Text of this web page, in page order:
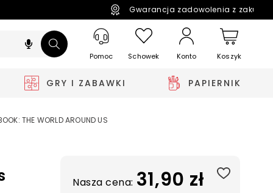
Gwarancja zadowolenia z
Pomoc Schowek Konto Koszyk
GRY I ZABAWKI PAPIERNIK
THE WORLD AROUND US
Nasza cena: 31,90 zł